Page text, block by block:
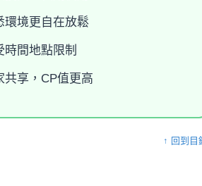
環境更自在放鬆
時間地點限制
共享，CP值更高
↑ 回到目